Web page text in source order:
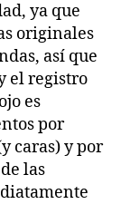
ya que
originales
así que
el registro
es
por
caras) y por
las